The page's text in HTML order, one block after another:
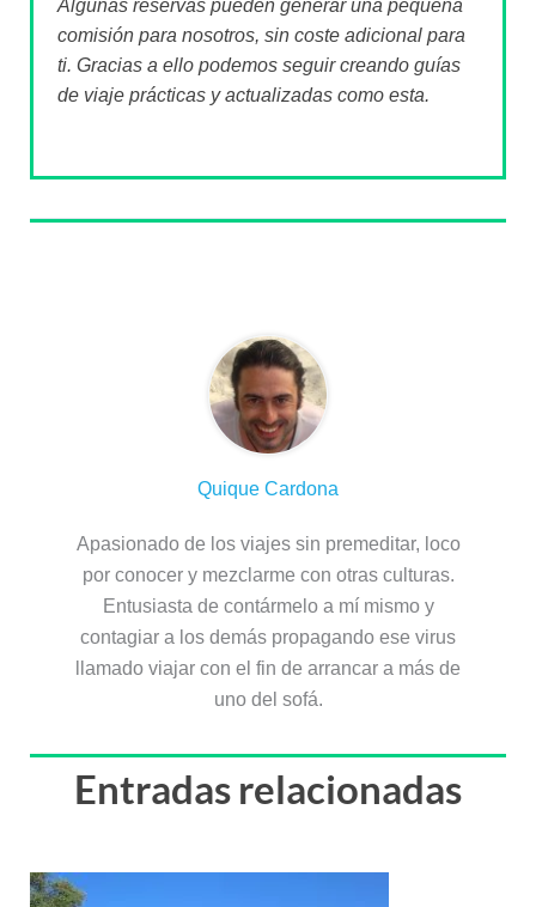
Algunas reservas pueden generar una pequeña
comisión para nosotros, sin coste adicional para
ti. Gracias a ello podemos seguir creando guías
de viaje prácticas y actualizadas como esta.
Quique Cardona
Apasionado de los viajes sin premeditar, loco
por conocer y mezclarme con otras culturas.
Entusiasta de contármelo a mí mismo y
contagiar a los demás propagando ese virus
llamado viajar con el fin de arrancar a más de
uno del sofá.
Entradas relacionadas